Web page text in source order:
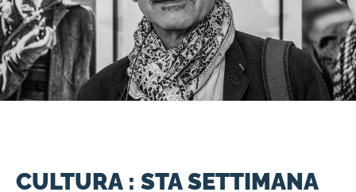
CULTURA : STA SETTIMANA